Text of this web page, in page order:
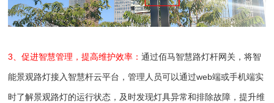
3、促进智慧管理，提高维护效率：通过佰马智慧路灯杆网关，将智
能景观路灯接入智慧杆云平台，管理人员可以通过web端或手机端实
时了解景观路灯的运行状态，及时发现灯具异常和排除故障，提升维